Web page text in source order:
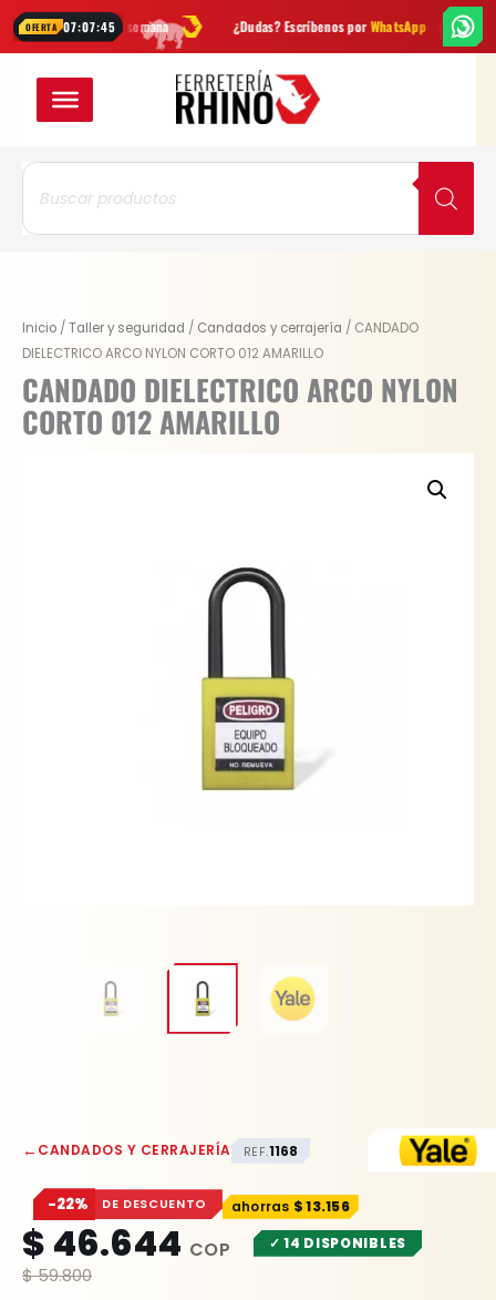
OFERTA 07:07:44
cada semana ¿Dudas? Escríbenos porWhatsApp EnvíoGRATIS
Búsqueda
productos
Inicio /Taller y seguridad / Candados y cerrajería / CANDADO
DIELECTRICO ARCO NYLON CORTO 012 AMARILLO
CANDADO DIELECTRICO ARCO NYLON
CORTO 012 AMARILLO
←CANDADOS Y CERRAJERÍA REF.1168
−22% DE DESCUENTO $13.156
$59.800
Original
price
was:
$ 59.800.
$ 46.644
Current
price
is:
$ 46.644.
✓ 14 DISPONIBLES
CANDADO
DIELECTRICO
ARCO
NYLON
CORTO